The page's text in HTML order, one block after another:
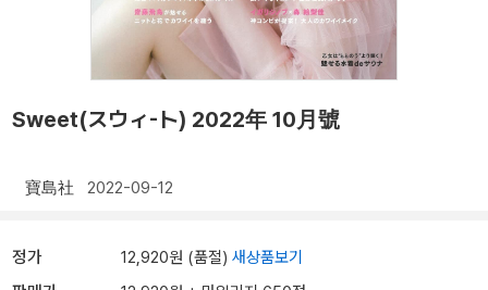
Sweet(スウィ-ト) 2022年 10月號
寶島社 2022-09-12
정가 12,920원 (품절) 새상품보기